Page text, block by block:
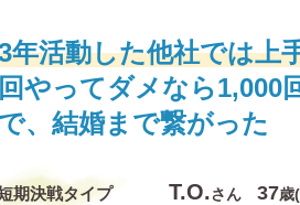
年活動した他社では上
回やってダメなら1,000
で、結婚まで繋がった
期決戦タイプ T.O.さん 37歳